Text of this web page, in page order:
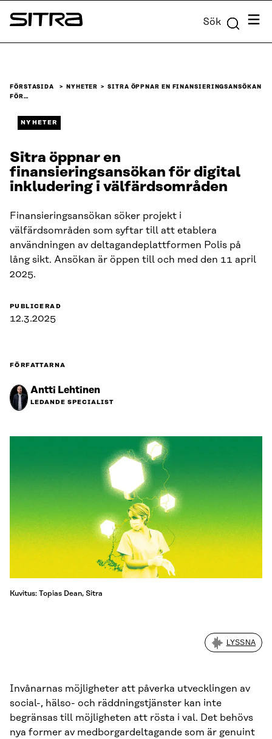
Skip to
content
Sitra Sök Meny
FÖRSTASIDA NYHETER
SITRA ÖPPNAR EN FINANSIERINGSANSÖKAN
FÖR…
NYHETER
Sitra öppnar en
finansieringsansökan för digital
inkludering i välfärdsområden
Finansieringsansökan söker projekt i
välfärdsområden som syftar till att etablera
användningen av deltagandeplattformen Polis på
lång sikt. Ansökan är öppen till och med den 11 april
2025.
PUBLICERAD
12.3.2025
FÖRFATTARNA
Antti Lehtinen
LEDANDE SPECIALIST
Kuvitus: Topias Dean, Sitra
LYSSNA
Invånarnas möjligheter att påverka utvecklingen av
social-, hälso- och räddningstjänster kan inte
begränsas till möjligheten att rösta i val. Det behövs
nya former av medborgardeltagande som är genuint